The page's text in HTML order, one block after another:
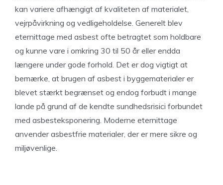
kan variere afhængigt af kvaliteten af ​​materialet,
vejrpåvirkning og vedligeholdelse. Generelt blev
eternittage med asbest ofte betragtet som holdbare
og kunne vare i omkring 30 til 50 år eller endda
længere under gode forhold. Det er dog vigtigt at
bemærke, at brugen af asbest i byggematerialer er
blevet stærkt begrænset og endog forbudt i mange
lande på grund af de kendte sundhedsrisici forbundet
med asbesteksponering. Moderne eternittage
anvender asbestfrie materialer, der er mere sikre og
miljøvenlige.